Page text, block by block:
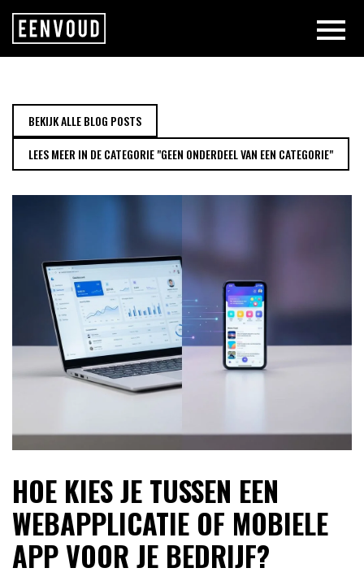
HOE KIES JE TUSSEN EEN
BEKIJK ALLE BLOG POSTS
LEES MEER IN DE CATEGORIE "GEEN ONDERDEEL VAN EEN CATEGORIE"
HOE KIES JE TUSSEN EEN
WEBAPPLICATIE OF MOBIELE
APP VOOR JE BEDRIJF?